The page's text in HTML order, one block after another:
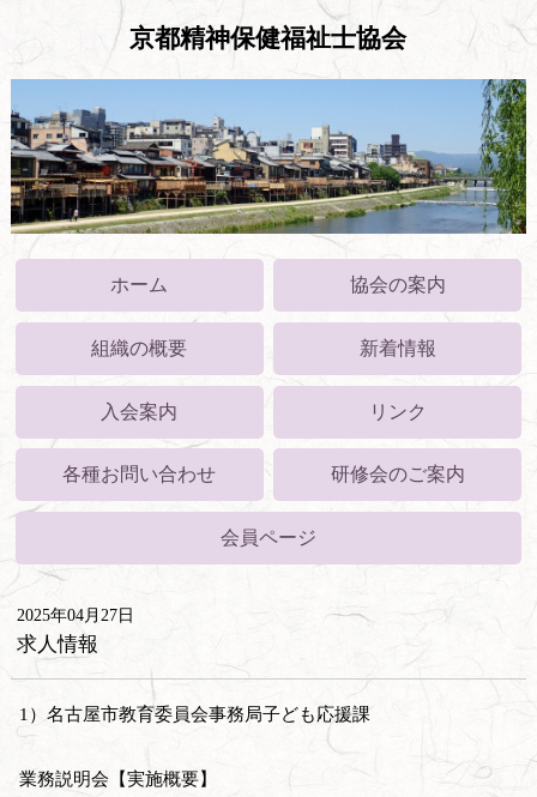
京都精神保健福祉士協会
ホーム 協会の案内
組織の概要 新着情報
入会案内 リンク
各種お問い合わせ 研修会のご案内
会員ページ
2025年04月27日
求人情報
1）名古屋市教育委員会事務局子ども応援課
業務説明会【実施概要】